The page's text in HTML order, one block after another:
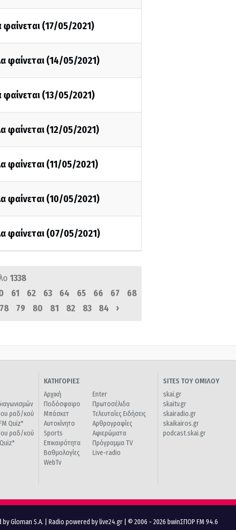
(17/05/2021)
φαίνεται (14/05/2021)
(13/05/2021)
φαίνεται (12/05/2021)
φαίνεται (11/05/2021)
φαίνεται (10/05/2021)
φαίνεται (07/05/2021)
1338
61 62 63 64 65 66 67
68
78 79 80 81 82 83 84 ›
ραδ/κού
Quiz"
ραδ/κού
ΚΑΤΗΓΟΡΙΕΣ
Αρχική
Ποδόσφαιρο
Μπάσκετ
Αυτοκίνητο
Sports
Επικαιρότητα
Βαθμολογίες
WebTv
Enter
Πρωτοσέλιδα
Τελευταίες Ειδήσεις
Αρθρογραφίες
Αφιερώματα
Πρόγραμμα TV
Live-radio
SITES ΤΟΥ ΟΜΙΛΟΥ
skai.gr
skaitv.gr
skairadio.gr
skaikairos.gr
podcast.skai.gr
Gloman S.A. Radio powered by live24.gr | © 2006 - 2026 bwinΣΠΟΡ FM 94.6